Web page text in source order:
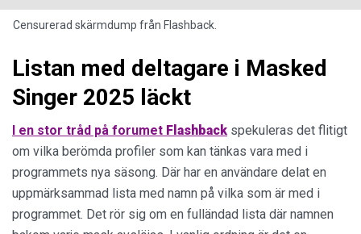
Censurerad skärmdump från Flashback.
Listan med deltagare i Masked
Singer 2025 läckt
I en stor tråd på forumet Flashback spekuleras det flitigt
om vilka berömda profiler som kan tänkas vara med i
programmets nya säsong. Där har en användare delat en
uppmärksammad lista med namn på vilka som är med i
programmet. Det rör sig om en fulländad lista där namnen